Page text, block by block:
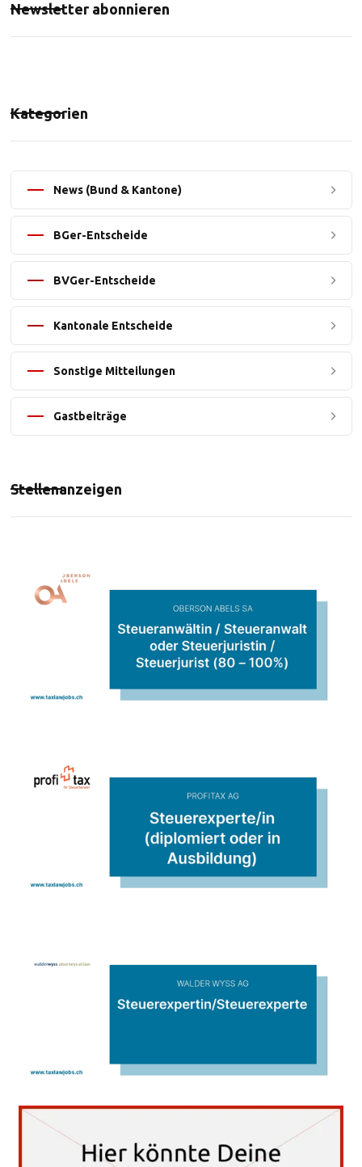
Newsletter abonnieren
Kategorien
News (Bund & Kantone)
BGer-Entscheide
BVGer-Entscheide
Kantonale Entscheide
Sonstige Mitteilungen
Gastbeiträge
Stellenanzeigen